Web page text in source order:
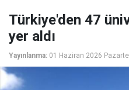
Türkiye'den 47
yer aldı
Yayınlanma: 01 Haziran 2026